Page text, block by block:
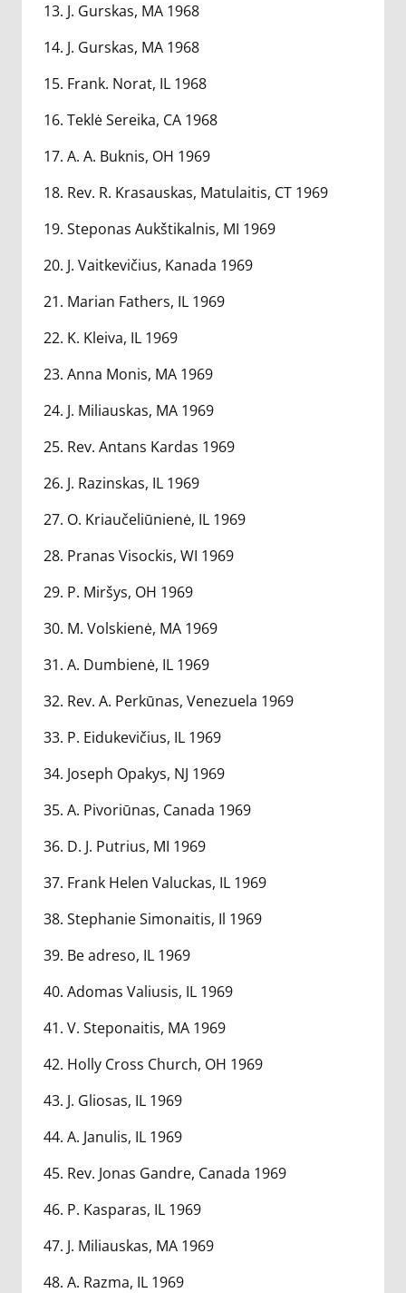
13. J. Gurskas, MA 1968
14. J. Gurskas, MA 1968
15. Frank. Norat, IL 1968
16. Teklė Sereika, CA 1968
17. A. A. Buknis, OH 1969
18. Rev. R. Krasauskas, Matulaitis, CT 1969
19. Steponas Aukštikalnis, MI 1969
20. J. Vaitkevičius, Kanada 1969
21. Marian Fathers, IL 1969
22. K. Kleiva, IL 1969
23. Anna Monis, MA 1969
24. J. Miliauskas, MA 1969
25. Rev. Antans Kardas 1969
26. J. Razinskas, IL 1969
27. O. Kriaučeliūnienė, IL 1969
28. Pranas Visockis, WI 1969
29. P. Miršys, OH 1969
30. M. Volskienė, MA 1969
31. A. Dumbienė, IL 1969
32. Rev. A. Perkūnas, Venezuela 1969
33. P. Eidukevičius, IL 1969
34. Joseph Opakys, NJ 1969
35. A. Pivoriūnas, Canada 1969
36. D. J. Putrius, MI 1969
37. Frank Helen Valuckas, IL 1969
38. Stephanie Simonaitis, Il 1969
39. Be adreso, IL 1969
40. Adomas Valiusis, IL 1969
41. V. Steponaitis, MA 1969
42. Holly Cross Church, OH 1969
43. J. Gliosas, IL 1969
44. A. Janulis, IL 1969
45. Rev. Jonas Gandre, Canada 1969
46. P. Kasparas, IL 1969
47. J. Miliauskas, MA 1969
48. A. Razma, IL 1969